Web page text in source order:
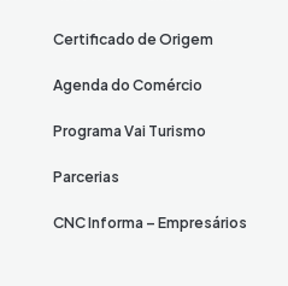
Certificado de Origem
Agenda do Comércio
Programa Vai Turismo
Parcerias
CNC Informa – Empresários